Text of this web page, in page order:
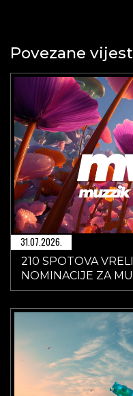
Povezane
31.07.2026.
210 SPOTOVA
NOMINACIJE ZA